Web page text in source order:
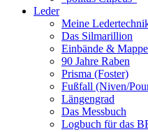
Leder
Meine
Das Silmarillion
Einbände &
90 Jahre Raben
Prisma (Foster)
Fußfall (Niven/
Längengrad
Das Messbuch
Logbuch für das